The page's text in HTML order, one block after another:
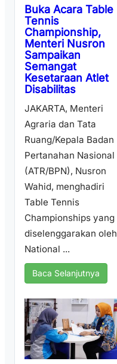
Buka Acara Table
Tennis
Championship,
Menteri Nusron
Sampaikan
Semangat
Kesetaraan Atlet
Disabilitas
JAKARTA, Menteri
Agraria dan Tata
Ruang/Kepala Badan
Pertanahan Nasional
(ATR/BPN), Nusron
Wahid, menghadiri
Table Tennis
Championships yang
diselenggarakan oleh
National ...
Baca Selanjutnya